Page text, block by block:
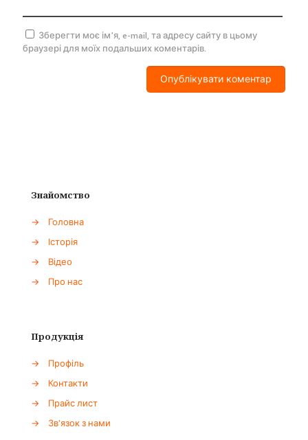
Зберегти моє ім'я, e-mail, та адресу сайту в цьому
браузері для моїх подальших коментарів.
Знайомство
→
Головна
→
Історія
→
Відео
→
Про нас
Продукція
→
Профіль
→
Контакти
→
Прайс лист
→
Зв'язок з нами